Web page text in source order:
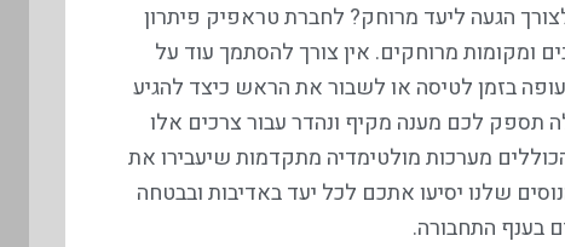
הגעה ליעד מרוחק? לחברת טראפיק פיתרון
ומקומות מרוחקים. אין צורך להסתמך עוד על
בזמן לטיסה או לשבור את הראש כיצד להגיע
תספק לכם מענה מקיף ונהדר עבור צרכים אלו
מערכות מולטימדיה מתקדמות שיעבירו את
שלנו יסיעו אתכם לכל יעד באדיבות ובבטחה
בענף התחבורה.